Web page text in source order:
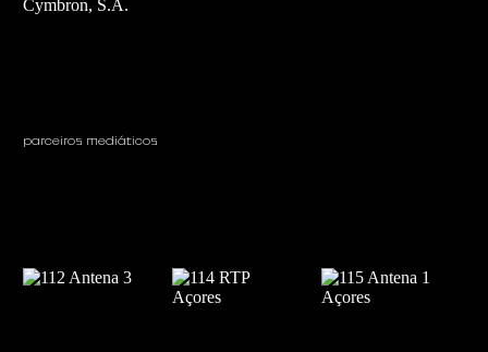
parceiros mediáticos